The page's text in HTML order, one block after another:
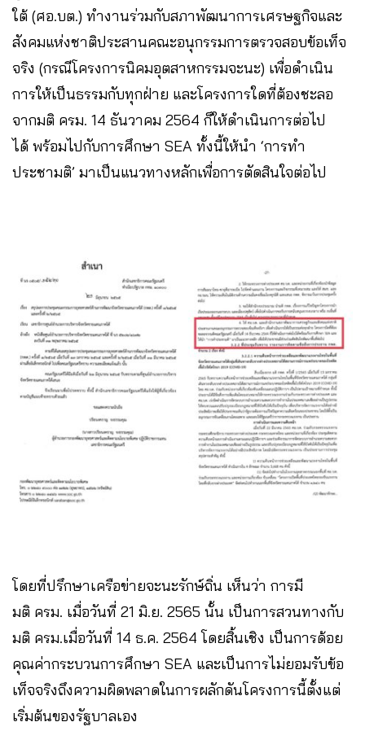
ใต้ (ศอ.บต.) ทำงานร่วมกับสภาพัฒนาการเศรษฐกิจและ
สังคมแห่งชาติประสานคณะอนุกรรมการตรวจสอบข้อเท็จ
จริง (กรณีโครงการนิคมอุตสาหกรรมจะนะ) เพื่อดำเนิน
การให้เป็นธรรมกับทุกฝ่าย และโครงการใดที่ต้องชะลอ
จากมติ ครม. 14 ธันวาคม 2564 ก็ให้ดำเนินการต่อไป
ได้ พร้อมไปกับการศึกษา SEA ทั้งนี้ให้นำ ‘การทำ
ประชามติ’ มาเป็นแนวทางหลักเพื่อการตัดสินใจต่อไป
โดยที่ปรึกษาเครือข่ายจะนะรักษ์ถิ่น เห็นว่า การมี
มติ ครม. เมื่อวันที่ 21 มิ.ย. 2565 นั้น เป็นการสวนทางกับ
มติ ครม.เมื่อวันที่ 14 ธ.ค. 2564 โดยสิ้นเชิง เป็นการด้อย
คุณค่ากระบวนการศึกษา SEA และเป็นการไม่ยอมรับข้อ
เท็จจริงถึงความผิดพลาดในการผลักดันโครงการนี้ตั้งแต่
เริ่มต้นของรัฐบาลเอง